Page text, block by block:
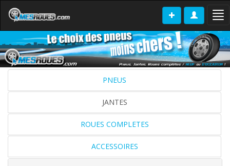
PNEUS
JANTES
ROUES COMPLETES
ACCESSOIRES